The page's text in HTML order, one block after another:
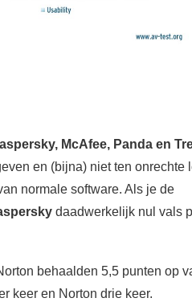
McAfee, Panda en
en (bijna) niet ten onrechte
normale software. Als je de
daadwerkelijk nul vals
behaalden 5,5 punten op
keer en Norton drie keer.